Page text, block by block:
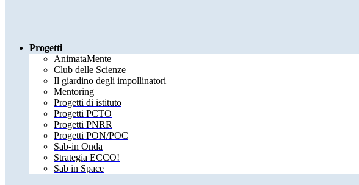
Progetti
AnimataMente
Club delle Scienze
Il giardino degli impollinatori
Mentoring
Progetti di istituto
Progetti PCTO
Progetti PNRR
Progetti PON/POC
Sab-in Onda
Strategia ECCO!
Sab in Space